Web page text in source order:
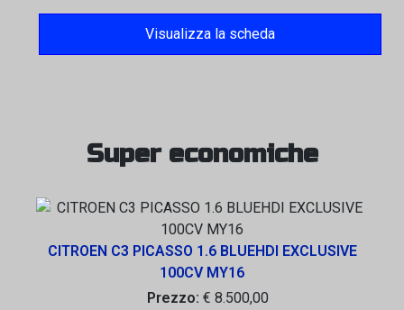
Visualizza la scheda
Super economiche
CITROEN C3 PICASSO 1.6 BLUEHDI EXCLUSIVE
100CV MY16
Prezzo: € 8.500,00